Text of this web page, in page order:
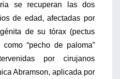
se recuperan las dos
de edad, afectadas por
de su tórax (pectus
“pecho de paloma”
por cirujanos
Abramson, aplicada por